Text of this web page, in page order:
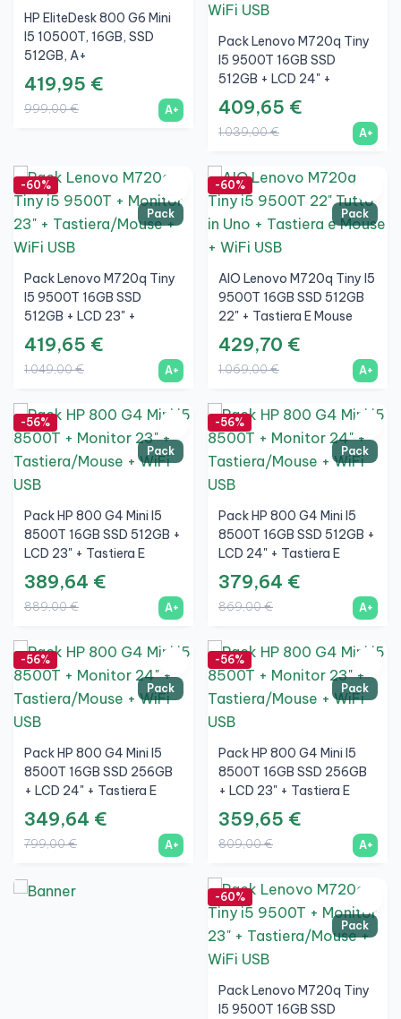
HP EliteDesk 800 G6 Mini
I5 10500T, 16GB, SSD
512GB, A+
419,95 €
999,00 € A+
Pack Lenovo M720q Tiny
I5 9500T 16GB SSD
512GB + LCD 24" +
Tastiera E Mouse Wireless
+ WiFi
409,65 €
1.039,00 € A+
Pack
-60%
Pack Lenovo M720q Tiny
I5 9500T 16GB SSD
512GB + LCD 23" +
Tastiera E Mouse Wireless
+ WiFi
419,65 €
1.049,00 € A+
Pack
-60%
AIO Lenovo M720q Tiny I5
9500T 16GB SSD 512GB
22" + Tastiera E Mouse
Wireless + WiFi
429,70 €
1.069,00 € A+
Pack
-56%
Pack HP 800 G4 Mini I5
8500T 16GB SSD 512GB +
LCD 23" + Tastiera E
Mouse Wireless + WiFi
389,64 €
889,00 € A+
Pack
-56%
Pack HP 800 G4 Mini I5
8500T 16GB SSD 512GB +
LCD 24" + Tastiera E
Mouse Wireless + WiFi
379,64 €
869,00 € A+
Pack
-56%
Pack HP 800 G4 Mini I5
8500T 16GB SSD 256GB
+ LCD 24" + Tastiera E
Mouse Wireless + WiFi
349,64 €
799,00 € A+
Pack
-56%
Pack HP 800 G4 Mini I5
8500T 16GB SSD 256GB
+ LCD 23" + Tastiera E
Mouse Wireless + WiFi
359,65 €
809,00 € A+
Pack
-60%
Pack Lenovo M720q Tiny
I5 9500T 16GB SSD